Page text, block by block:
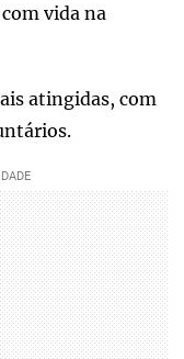
vida na
atingidas, com